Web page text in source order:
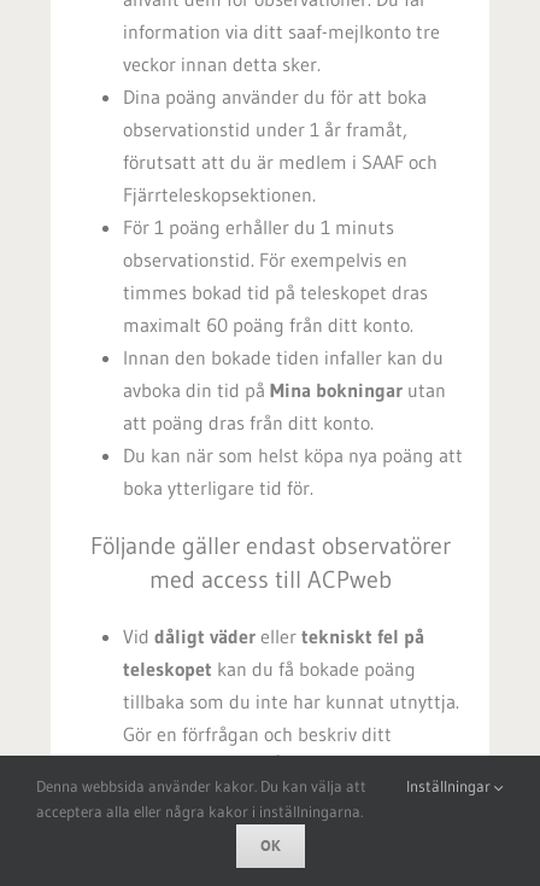
information via ditt saaf-mejlkonto tre
veckor innan detta sker.
Dina poäng använder du för att boka
observationstid under 1 år framåt,
förutsatt att du är medlem i SAAF och
Fjärrteleskopsektionen.
För 1 poäng erhåller du 1 minuts
observationstid. För exempelvis en
timmes bokad tid på teleskopet dras
maximalt 60 poäng från ditt konto.
Innan den bokade tiden infaller kan du
avboka din tid på Mina bokningar utan
att poäng dras från ditt konto.
Du kan när som helst köpa nya poäng att
boka ytterligare tid för.
Följande gäller endast observatörer
med access till ACPweb
Vid dåligt väder eller tekniskt fel på
teleskopet kan du få bokade poäng
tillbaka som du inte har kunnat utnyttja.
Gör en förfrågan och beskriv ditt
inte poäng tillbaka för problem som
orsakats av felaktig teleskopanvändning.
Läs användarhandledningen noga!
Denna webbsida använder kakor. Du kan välja att
acceptera alla eller några kakor i inställningarna.
Inställningar
OK